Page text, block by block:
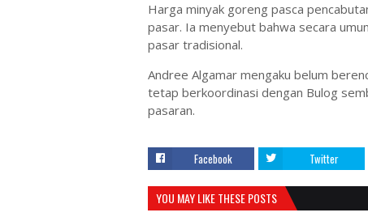
Harga minyak goreng pasca
pasar. Ia menyebut bahwa secara
pasar tradisional.
Andree Algamar mengaku belum
tetap berkoordinasi dengan Bulog
pasaran.
Facebook Twitter
YOU MAY LIKE THESE POSTS